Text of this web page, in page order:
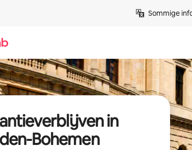
Sommige
in
Bohemen